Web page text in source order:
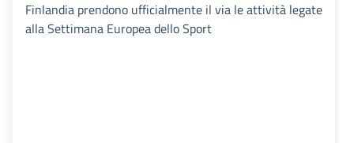
Finlandia prendono ufficialmente il via le attività legate
alla Settimana Europea dello Sport